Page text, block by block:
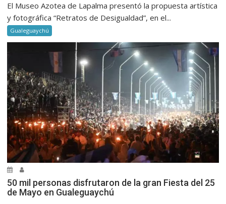
El Museo Azotea de Lapalma presentó la propuesta artística
y fotográfica “Retratos de Desigualdad”, en el...
Gualeguaychú
50 mil personas disfrutaron de la gran Fiesta del 25
de Mayo en Gualeguaychú